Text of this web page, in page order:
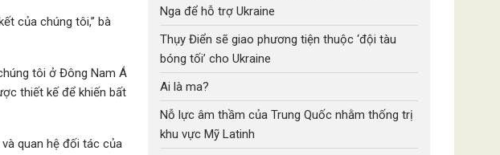
của chúng tôi,” bà
tôi ở Đông Nam Á
thiết kế để khiến bất
quan hệ đối tác của
Nga để hỗ trợ Ukraine
Thụy Điển sẽ giao phương tiện thuộc ‘đội tàu
bóng tối’ cho Ukraine
Ai là ma?
Nỗ lực âm thầm của Trung Quốc nhằm thống trị
khu vực Mỹ Latinh